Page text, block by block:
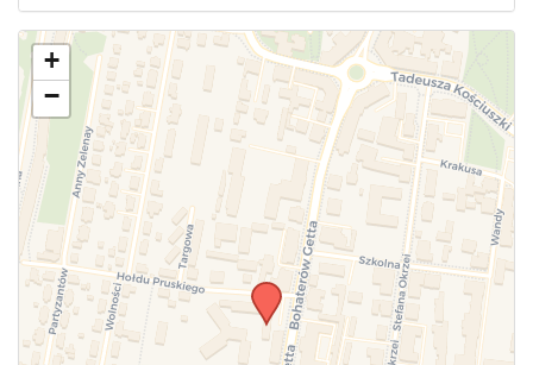
Użyj tego formularza aby przesłać informację o
zmianach w powyższym mityngu.
+
−